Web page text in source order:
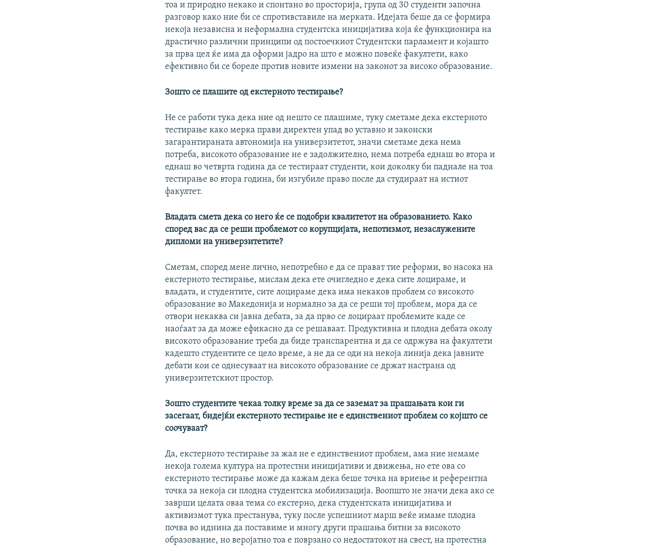
тоа и природно некако и спонтано во просторија, група од 30 студенти започна
разговор како ние би се спротивставиле на мерката. Идејата беше да се формира
некоја независна и неформална студентска иницијатива која ќе функционира на
драстично различни принципи од постоечкиот Студентски парламент и којашто
за прва цел ќе има да оформи јадро на што е можно повеќе факултети, како
ефективно би се бореле против новите измени на законот за високо образование.
Зошто се плашите од екстерното тестирање?
Не се работи тука дека ние од нешто се плашиме, туку сметаме дека екстерното
тестирање како мерка прави директен упад во уставно и законски
загарантираната автономија на универзитетот, значи сметаме дека нема
потреба, високото образование не е задолжително, нема потреба еднаш во втора и
еднаш во четврта година да се тестираат студенти, кои доколку би паднале на тоа
тестирање во втора година, би изгубиле право после да студираат на истиот
факултет.
Владата смета дека со него ќе се подобри квалитетот на образованието. Како
според вас да се реши проблемот со корупцијата, непотизмот, незаслужените
дипломи на универзитетите?
Сметам, според мене лично, непотребно е да се прават тие реформи, во насока на
екстерното тестирање, мислам дека ете очигледно е дека сите лоцираме, и
владата, и студентите, сите лоцираме дека има некаков проблем со високото
образование во Македонија и нормално за да се реши тој проблем, мора да се
отвори некаква си јавна дебата, за да прво се лоцираат проблемите каде се
наоѓаат за да може ефикасно да се решаваат. Продуктивна и плодна дебата околу
високото образование треба да биде транспарентна и да се одржува на факултети
кадешто студентите се цело време, а не да се оди на некоја линија дека јавните
дебати кои се однесуваат на високото образование се држат настрана од
универзитетскиот простор.
Зошто студентите чекаа толку време за да се заземат за прашањата кои ги
засегаат, бидејќи екстерното тестирање не е единствениот проблем со којшто се
соочуваат?
Да, екстерното тестирање за жал не е единствениот проблем, ама ние немаме
некоја голема култура на протестни иницијативи и движења, но ете ова со
екстерното тестирање може да кажам дека беше точка на вриење и референтна
точка за некоја си плодна студентска мобилизација. Воопшто не значи дека ако се
заврши целата оваа тема со екстерно, дека студентската иницијатива и
активизмот тука престанува, туку после успешниот марш веќе имаме плодна
почва во иднина да поставиме и многу други прашања битни за високото
образование, но веројатно тоа е поврзано со недостатокот на свест, на протестна